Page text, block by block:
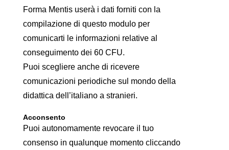
Forma Mentis userà i dati forniti con la
compilazione di questo modulo per
comunicarti le informazioni relative al
conseguimento dei 60 CFU.
Puoi scegliere anche di ricevere
comunicazioni periodiche sul mondo della
didattica dell’italiano a stranieri.
Acconsento
Puoi autonomamente revocare il tuo
consenso in qualunque momento cliccando